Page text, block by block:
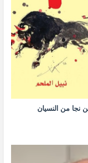
نجا من النسيان